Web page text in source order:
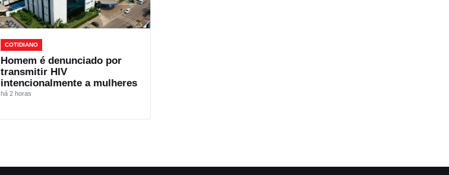
COTIDIANO
Homem é denunciado por
transmitir HIV
intencionalmente a mulheres
há 2 horas